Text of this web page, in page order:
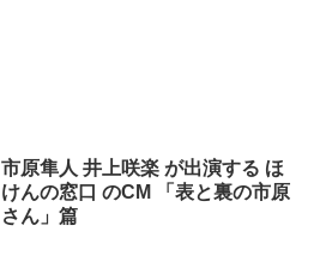
市原隼人 井上咲楽 が出演する ほ
けんの窓口 のCM 「表と裏の市原
さん」篇